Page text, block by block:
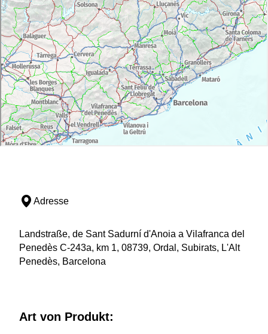
Adresse
Landstraße, de Sant Sadurní d'Anoia a Vilafranca del
Penedès C-243a, km 1, 08739, Ordal, Subirats, L'Alt
Penedès, Barcelona
Art von Produkt: